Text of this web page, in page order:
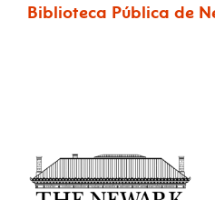
Biblioteca Pública de